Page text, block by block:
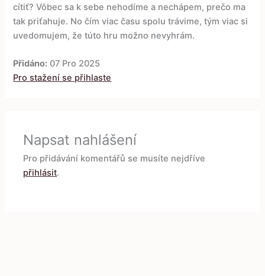
cítiť? Vôbec sa k sebe nehodíme a nechápem, prečo ma
tak priťahuje. No čím viac času spolu trávime, tým viac si
uvedomujem, že túto hru možno nevyhrám.
Přidáno: 07 Pro 2025
Pro stažení se přihlaste
Napsat nahlášení
Pro přidávání komentářů se musíte nejdříve
přihlásit.